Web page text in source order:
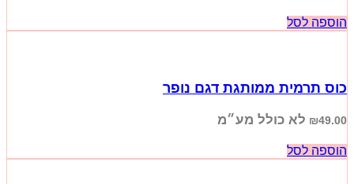
הוספה לסל
כוס תרמית ממותגת דגם נופר
₪49.00 לא כולל מע״מ
הוספה לסל